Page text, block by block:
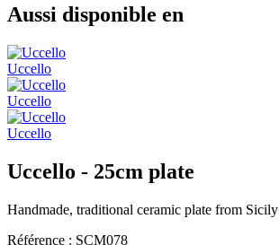
Aussi disponible en
Uccello
Uccello
Uccello
Uccello - 25cm plate
Handmade, traditional ceramic plate from Sicily
Référence : SCM078